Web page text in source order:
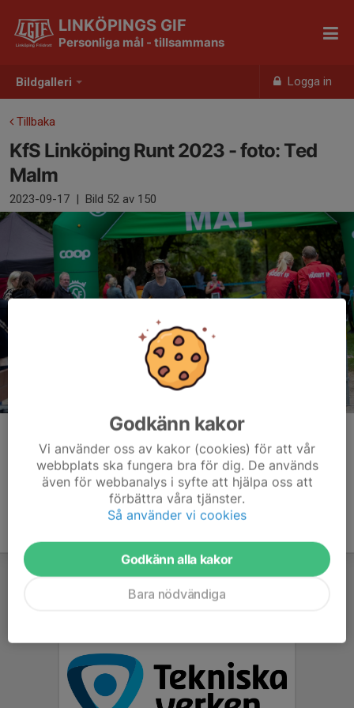
Bildgalleri Logga in
LINKÖPINGS GIF
Personliga mål - tillsammans
Tillbaka
KfS Linköping Runt 2023 - foto: Ted
Malm
2023-09-17 | Bild 52 av 150
Godkänn kakor
Vi använder oss av kakor (cookies) för att vår
webbplats ska fungera bra för dig. De används
även för webbanalys i syfte att hjälpa oss att
förbättra våra tjänster.
Så använder vi cookies
Godkänn alla kakor
Bara nödvändiga